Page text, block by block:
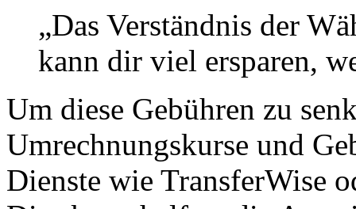
„Das Verständnis der
kann dir viel ersparen,
Um diese Gebühren zu
Umrechnungskurse und
Dienste wie TransferWise